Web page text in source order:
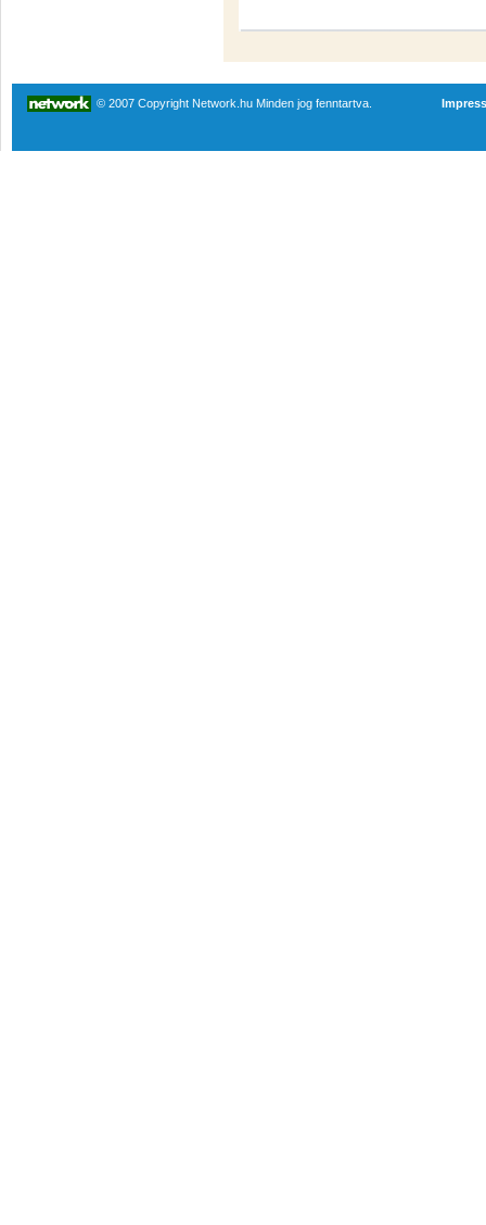
© 2007 Copyright Network.hu Minden jog fenntartva.